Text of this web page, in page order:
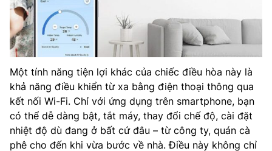
Một tính năng tiện lợi khác của chiếc điều hòa này là
khả năng điều khiển từ xa bằng điện thoại thông qua
kết nối Wi-Fi. Chỉ với ứng dụng trên smartphone, bạn
có thể dễ dàng bật, tắt máy, thay đổi chế độ, cài đặt
nhiệt độ dù đang ở bất cứ đâu – từ công ty, quán cà
phê cho đến khi vừa bước về nhà. Điều này không chỉ